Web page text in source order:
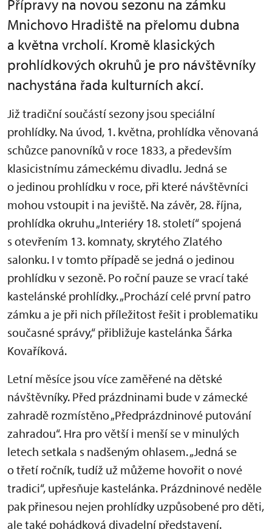
Přípravy na novou sezonu na zámku
Mnichovo Hradiště na přelomu dubna
a května vrcholí. Kromě klasických
prohlídkových okruhů je pro návštěvníky
nachystána řada kulturních akcí.
Již tradiční součástí sezony jsou speciální
prohlídky. Na úvod, 1. května, prohlídka věnovaná
schůzce panovníků v roce 1833, a především
klasicistnímu zámeckému divadlu. Jedná se
o jedinou prohlídku v roce, při které návštěvníci
mohou vstoupit i na jeviště. Na závěr, 28. října,
prohlídka okruhu „Interiéry 18. století“ spojená
s otevřením 13. komnaty, skrytého Zlatého
salonku. I v tomto případě se jedná o jedinou
prohlídku v sezoně. Po roční pauze se vrací také
kastelánské prohlídky. „Prochází celé první patro
zámku a je při nich příležitost řešit i problematiku
současné správy,“ přibližuje kastelánka Šárka
Kovaříková.
Letní měsíce jsou více zaměřené na dětské
návštěvníky. Před prázdninami bude v zámecké
zahradě rozmístěno „Předprázdninové putování
zahradou“. Hra pro větší i menší se v minulých
letech setkala s nadšeným ohlasem. „Jedná se
o třetí ročník, tudíž už můžeme hovořit o nové
tradici“, upřesňuje kastelánka. Prázdninové neděle
pak přinesou nejen prohlídky uzpůsobené pro děti,
ale také pohádková divadelní představení.